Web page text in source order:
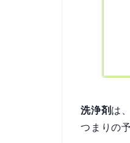
洗浄剤 は
つまりの